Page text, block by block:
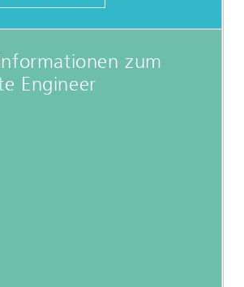
zum
Engineer